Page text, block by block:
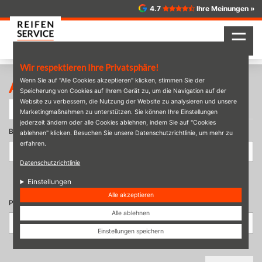
Wir respektieren Ihre Privatsphäre!
Wenn Sie auf "Alle Cookies akzeptieren" klicken, stimmen Sie der
Speicherung von Cookies auf Ihrem Gerät zu, um die Navigation auf der
Website zu verbessern, die Nutzung der Website zu analysieren und unsere
Marketingmaßnahmen zu unterstützen. Sie können Ihre Einstellungen
jederzeit ändern oder alle Cookies ablehnen, indem Sie auf "Cookies
ablehnen" klicken. Besuchen Sie unsere Datenschutzrichtlinie, um mehr zu
erfahren.
Datenschutzrichtlinie
Einstellungen
Alle akzeptieren
Alle ablehnen
Einstellungen speichern
zum
Inhalt
☰
4.7 Ihre Meinungen »
Anmelden
Haupt-
Reiter
Anmelden(aktiver
Reiter)
Neues Passwort anfordern
Benutzername oder E-Mail-Adresse*
anmelden.
Passwort*